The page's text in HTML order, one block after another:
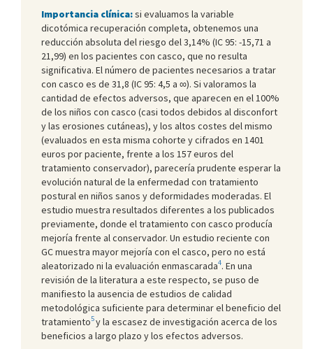
Importancia clínica:si evaluamos la variable
dicotómica recuperación completa, obtenemos una
reducción absoluta del riesgo del 3,14% (IC 95: -15,71 a
21,99) en los pacientes con casco, que no resulta
significativa. El número de pacientes necesarios a tratar
con casco es de 31,8 (IC 95: 4,5 a ∞). Si valoramos la
cantidad de efectos adversos, que aparecen en el 100%
de los niños con casco (casi todos debidos al disconfort
y las erosiones cutáneas), y los altos costes del mismo
(evaluados en esta misma cohorte y cifrados en 1401
euros por paciente, frente a los 157 euros del
tratamiento conservador), parecería prudente esperar la
evolución natural de la enfermedad con tratamiento
postural en niños sanos y deformidades moderadas. El
estudio muestra resultados diferentes a los publicados
previamente, donde el tratamiento con casco producía
mejoría frente al conservador. Un estudio reciente con
GC muestra mayor mejoría con el casco, pero no está
aleatorizado ni la evaluación enmascarada4. En una
revisión de la literatura a este respecto, se puso de
manifiesto la ausencia de estudios de calidad
metodológica suficiente para determinar el beneficio del
tratamiento5y la escasez de investigación acerca de los
beneficios a largo plazo y los efectos adversos.